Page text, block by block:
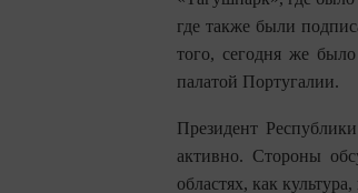
где также были
того, сегодня же
палатой Португалии.
Президент
активно. Стороны
областях, как